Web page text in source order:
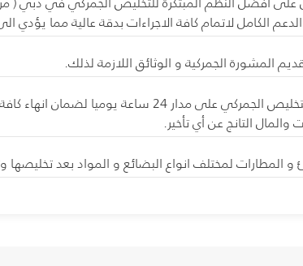
الكامل لاتمام كافة الاجراءات بدقة عالية مما يؤدي
المشورة الجمركية و الوثائق اللازمة لذلك.
توفير فريق عمل من المتخصصين في أعمال التخليص
التانج عن أي تأخير.
لمختلف انواع البضائع و المواد بعد تخليصها